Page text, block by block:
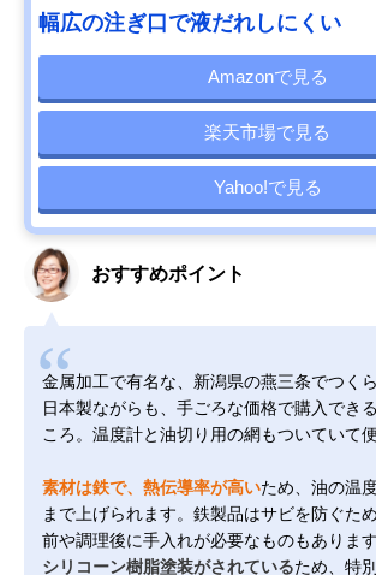
幅広の注ぎ口で液だれしにくい
Amazonで見る
楽天市場で見る
Yahoo!で見る
おすすめポイント
金属加工で有名な、新潟県の燕三条でつく
日本製ながらも、手ごろな価格で購入でき
ころ。温度計と油切り用の網もついていて便
素材は鉄で、熱伝導率が高いため、油の温
まで上げられます。鉄製品はサビを防ぐた
前や調理後に手入れが必要なものもありま
シリコーン樹脂塗装がされているため、特